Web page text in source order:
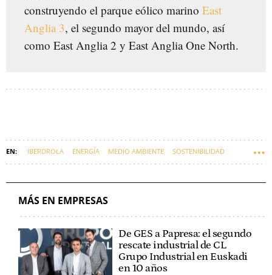
construyendo el parque eólico marino East
Anglia 3, el segundo mayor del mundo, así
como East Anglia 2 y East Anglia One North.
IBERDROLA ENERGÍA MEDIO AMBIENTE SOSTENIBILIDAD
MÁS EN EMPRESAS
De GES a Papresa: el segundo
rescate industrial de CL
Grupo Industrial en Euskadi
en 10 años